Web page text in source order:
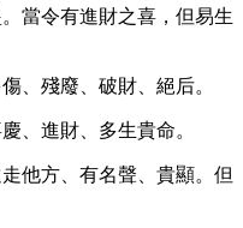
當令有進財之喜，但易生
、殘廢、破財、絕后。
、進財、多生貴命。
他方、有名聲、貴顯。但